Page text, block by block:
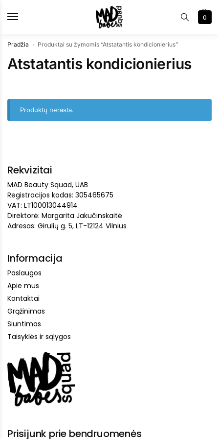
0
Pradžia / Produktai su žymomis “Atstatantis kondicionierius”
Atstatantis kondicionierius
Produktų nerasta.
Rekvizitai
MAD Beauty Squad, UAB
Registracijos kodas: 305465675
VAT: LT100013044914
Direktorė: Margarita Jakučinskaitė
Adresas: Girulių g. 5, LT-12124 Vilnius
Informacija
Paslaugos
Apie mus
Kontaktai
Grąžinimas
Siuntimas
Taisyklės ir sąlygos
Prisijunk prie bendruomenės